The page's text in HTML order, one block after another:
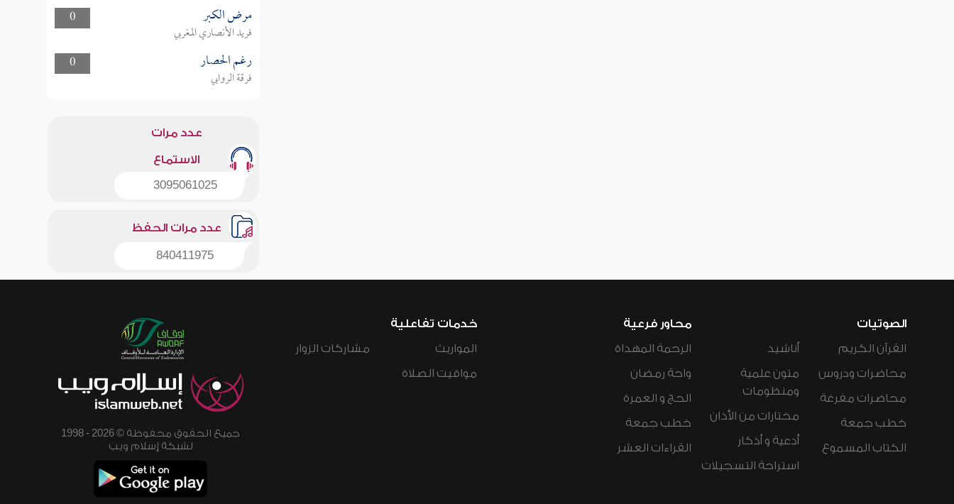
0
مرض الكبر
فريد الأنصاري المغربي
0
رغم الحصار
فرقة الروابي
عدد مرات
الاستماع
3095061025
عدد مرات الحفظ
840411975
الصوتيات
القرآن الكريم
محاضرات ودروس
محاضرات مفرغة
خطب جمعة
الكتاب المسموع
أناشيد
متون علمية
ومنظومات
مختارات من الأذان
أدعية و أذكار
استراحة التسجيلات
محاور فرعية
الرحمة المهداة
واحة رمضان
الحج و العمرة
خطب جمعة
القراءات العشر
خدمات تفاعلية
المواريث
مواقيت الصلاة
مشاركات الزوار
جميع الحقوق محفوظة © 2026 - 1998
لشبكة إسلام ويب